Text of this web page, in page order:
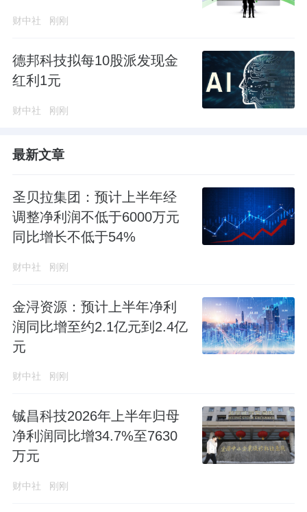
财中社 刚刚
德邦科技拟每10股派发现金
红利1元
财中社 刚刚
最新文章
圣贝拉集团：预计上半年经
调整净利润不低于6000万元
同比增长不低于54%
财中社 刚刚
金浔资源：预计上半年净利
润同比增至约2.1亿元到2.4亿
元
财中社 刚刚
铖昌科技2026年上半年归母
净利润同比增34.7%至7630
万元
财中社 刚刚